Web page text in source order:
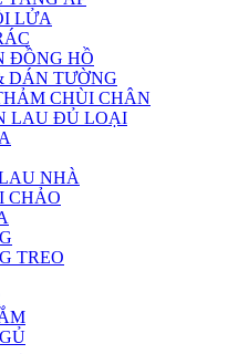
LỬA
ĐỒNG HỒ
DÁN TƯỜNG
CHÙI CHÂN
LAU ĐỦ LOẠI
NHÀ
CHẢO
TREO